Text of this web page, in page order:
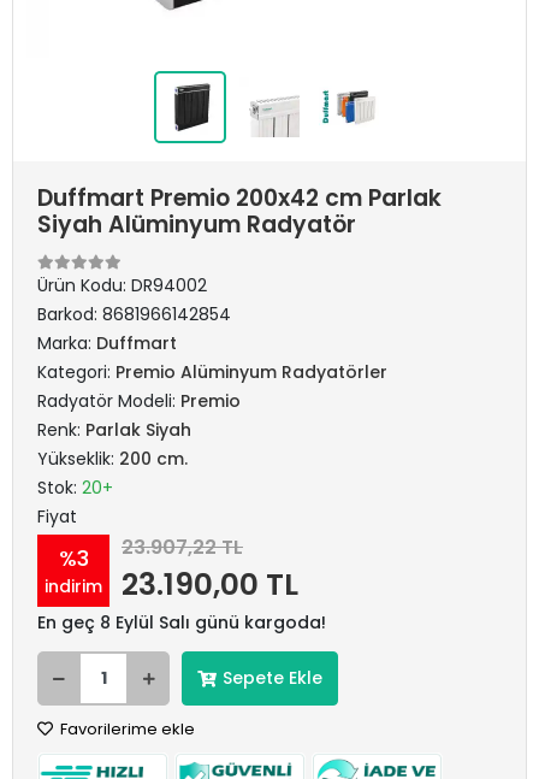
Duffmart Premio 200x42 cm Parlak
Siyah Alüminyum Radyatör
Ürün Kodu: DR94002
Barkod: 8681966142854
Marka: Duffmart
Kategori: Premio Alüminyum Radyatörler
Radyatör Modeli: Premio
Renk: Parlak Siyah
Yükseklik: 200 cm.
Stok: 20+
Fiyat
%3
indirim
23.907,22 TL
23.190,00 TL
En geç 8 Eylül Salı günü kargoda!
Sepete Ekle
Favorilerime ekle